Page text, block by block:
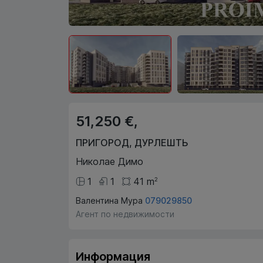
51,250 €,
ПРИГОРОД, ДУРЛЕШТЬ
Николае Димо
1
1 41 m2
Валентина Мура 079029850
Агент по недвижимости
Информация